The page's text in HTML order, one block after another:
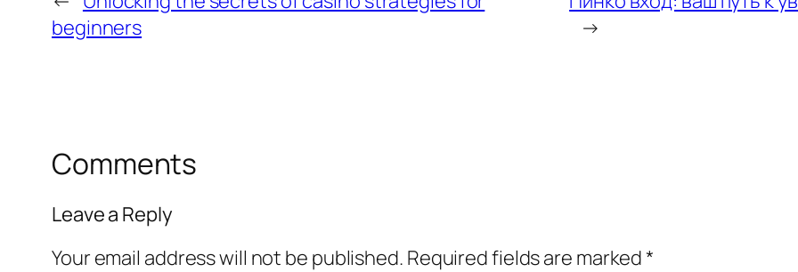
beginners
→
Comments
Leave a Reply
Your email address will not be published. Required fields are marked*